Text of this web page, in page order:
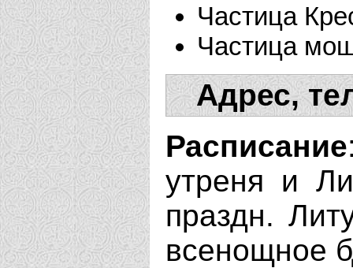
Частица
Частица
Адрес,
Расписание
утреня и
праздн.
всенощное